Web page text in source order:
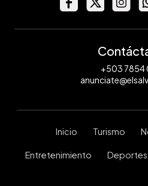
+503 7854
Inicio Turismo
Entretenimiento Deportes